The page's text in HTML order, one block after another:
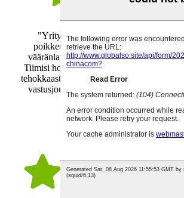
"Yrityksesi tarjoaman palvelun taso
poikkeuksellisen hyvä. Tein aluksi
vääränlaisen vastusjousen tilaamaani
Tiimisi hoiti tilanteen kuitenkin erittäin
tehokkaasti. He lähettivät minulle nopeasti
vastusjousesta testausta varten
vastaisi tarkalleen
Pablo Chiaravino